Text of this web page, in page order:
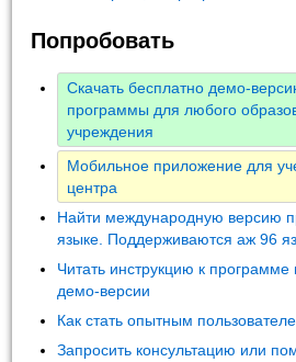
Попробовать
Скачать бесплатно демо-
программы для любого
учреждения
Мобильное приложение для
центра
Найти международную версию
языке. Поддерживаются аж 96
Читать инструкцию к
демо-версии
Как стать опытным
Запросить консультацию или